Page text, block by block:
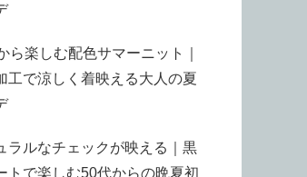
ら楽しむ配色サマーニット｜
工で涼しく着映える大人の夏
ラルなチェックが映える｜黒
トで楽しむ50代からの晩夏初